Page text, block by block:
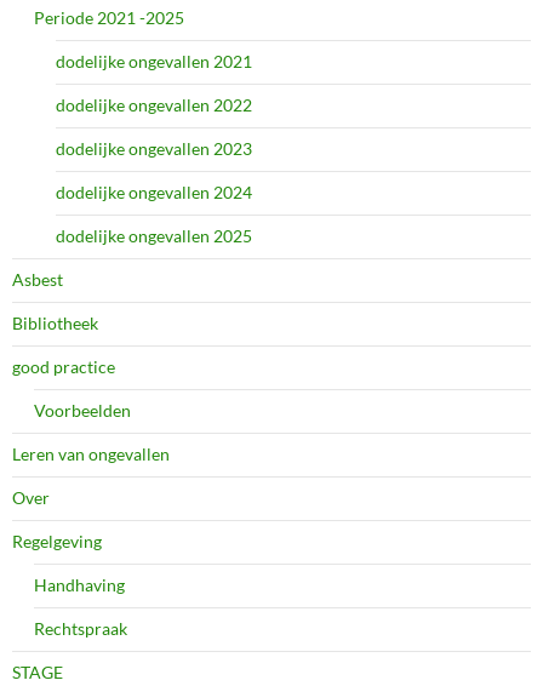
Periode 2021 -2025
dodelijke ongevallen 2021
dodelijke ongevallen 2022
dodelijke ongevallen 2023
dodelijke ongevallen 2024
dodelijke ongevallen 2025
Asbest
Bibliotheek
good practice
Voorbeelden
Leren van ongevallen
Over
Regelgeving
Handhaving
Rechtspraak
STAGE